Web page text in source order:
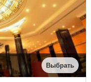
Выбрать